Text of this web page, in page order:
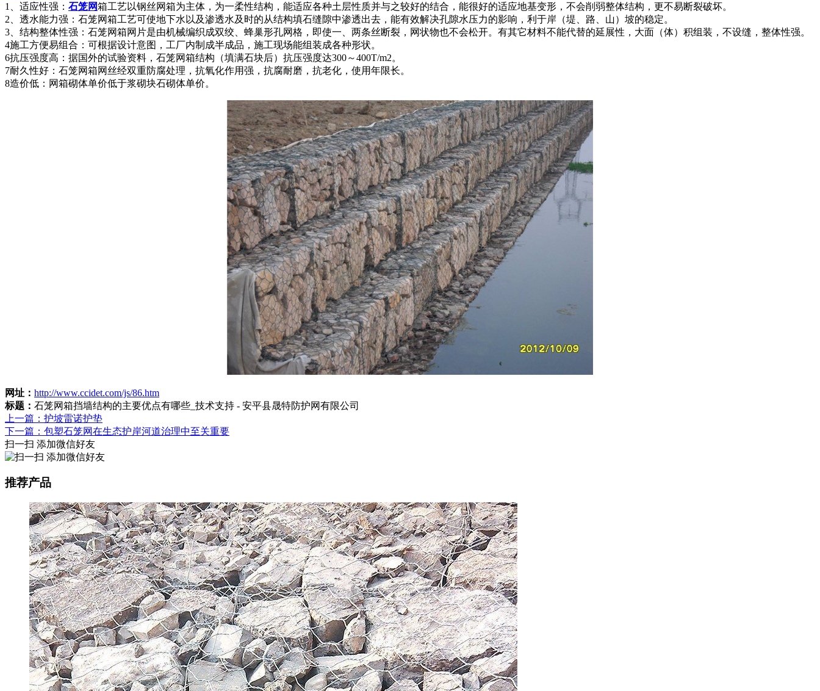
1、适应性强： 石笼网箱工艺以钢丝网箱为主体，为一柔性结构，能适应各种土层性质并与之较好的结合，能很好的适应地基变形，不会削弱整体结构，更不易断裂破坏。
2、透水能力强：石笼网箱工艺可使地下水以及渗透水及时的从结构填石缝隙中渗透出去，能有效解决孔隙水压力的影响，利于岸（堤、路、山）坡的稳定。
3、结构整体性强：石笼网箱网片是由机械编织成双绞、蜂巢形孔网格，即使一、两条丝断裂，网状物也不会松开。有其它材料不能代替的延展性，大面（体）积组装，不设缝，整体性强。
4施工方便易组合：可根据设计意图，工厂内制成半成品，施工现场能组装成各种形状。
6抗压强度高：据国外的试验资料，石笼网箱结构（填满石块后）抗压强度达300～400T/m2。
7耐久性好：石笼网箱网丝经双重防腐处理，抗氧化作用强，抗腐耐磨，抗老化，使用年限长。
8造价低：网箱砌体单价低于浆砌块石砌体单价。
网址： http://www.ccidet.com/js/86.htm
标题： 石笼网箱挡墙结构的主要优点有哪些_技术支持 - 安平县晟特防护网有限公司
上一篇：护坡雷诺护垫
下一篇：包塑石笼网在生态护岸河道治理中至关重要
扫一扫 添加微信好友
推荐产品